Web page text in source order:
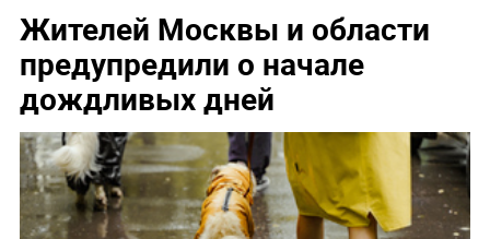
Жителей Москвы и области
предупредили о начале
дождливых дней